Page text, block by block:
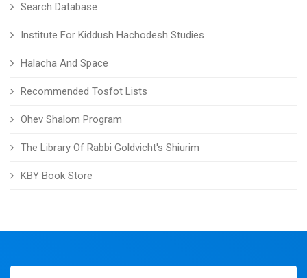
Search Database
Institute For Kiddush Hachodesh Studies
Halacha And Space
Recommended Tosfot Lists
Ohev Shalom Program
The Library Of Rabbi Goldvicht's Shiurim
KBY Book Store